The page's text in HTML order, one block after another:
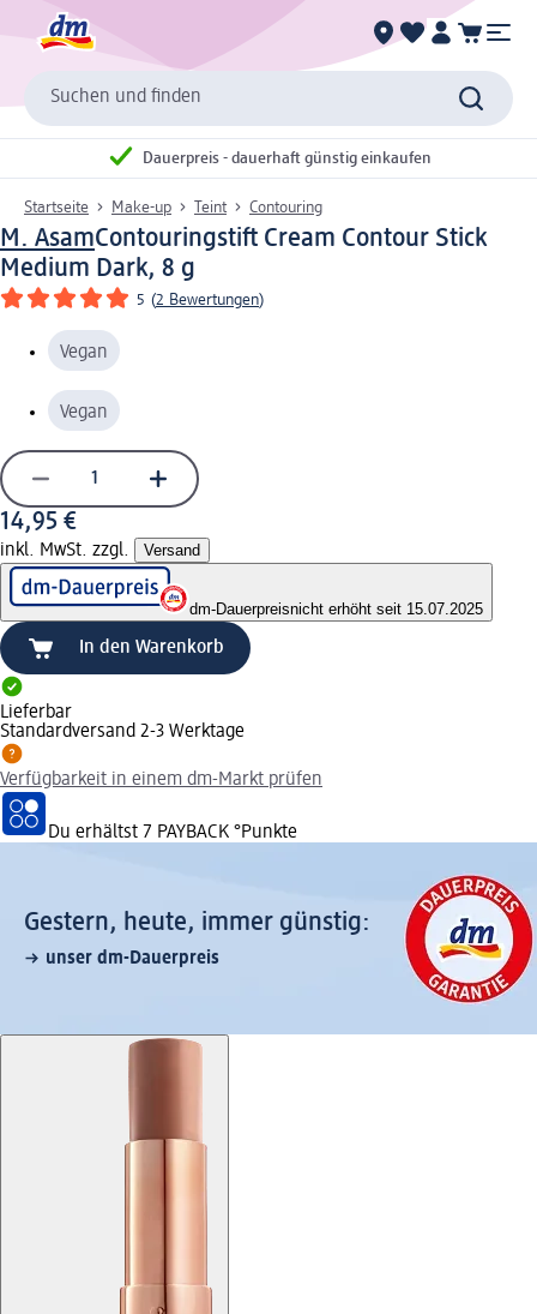
Suchen und finden
Dauerpreis - dauerhaft günstig einkaufen
Startseite Make-up Teint Contouring
M. AsamContouringstift Cream Contour Stick
Medium Dark, 8 g
5 (2 Bewertungen)
Vegan
Vegan
14,95 €
inkl. MwSt. zzgl. Versand
dm-Dauerpreisnicht erhöht seit 15.07.2025
In den Warenkorb
Lieferbar
Standardversand 2-3 Werktage
Verfügbarkeit in einem dm-Markt prüfen
Du erhältst 7 PAYBACK °Punkte
Gestern, heute, immer günstig:
unser dm-Dauerpreis